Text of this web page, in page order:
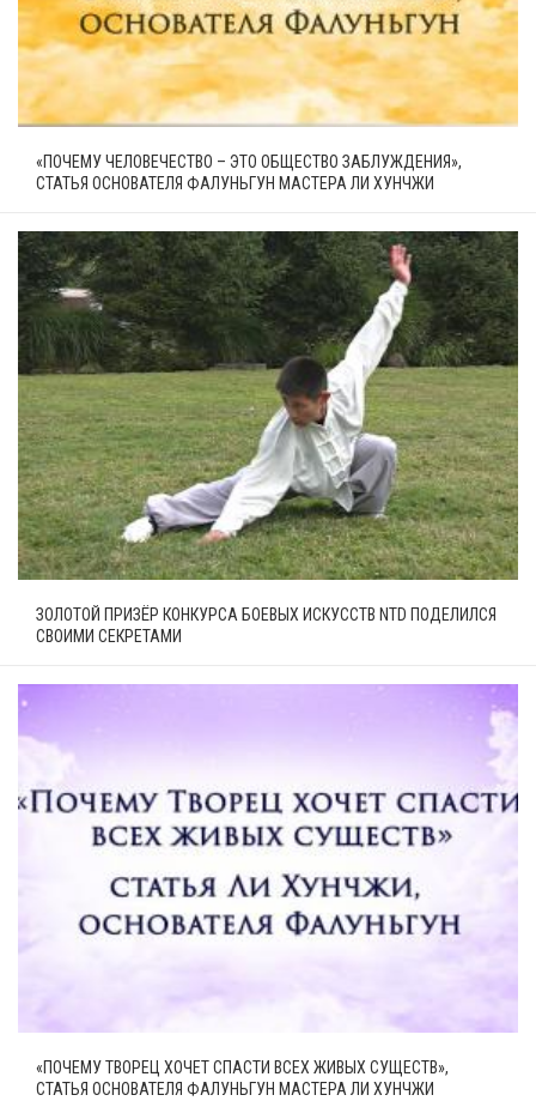
«ПОЧЕМУ ЧЕЛОВЕЧЕСТВО – ЭТО ОБЩЕСТВО ЗАБЛУЖДЕНИЯ»,
СТАТЬЯ ОСНОВАТЕЛЯ ФАЛУНЬГУН МАСТЕРА ЛИ ХУНЧЖИ
ЗОЛОТОЙ ПРИЗЁР КОНКУРСА БОЕВЫХ ИСКУССТВ NTD ПОДЕЛИЛСЯ
СВОИМИ СЕКРЕТАМИ
«ПОЧЕМУ ТВОРЕЦ ХОЧЕТ СПАСТИ ВСЕХ ЖИВЫХ СУЩЕСТВ»,
СТАТЬЯ ОСНОВАТЕЛЯ ФАЛУНЬГУН МАСТЕРА ЛИ ХУНЧЖИ